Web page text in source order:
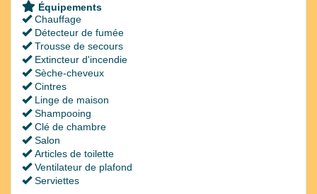
Équipements
Chauffage
Détecteur de fumée
Trousse de secours
Extincteur d'incendie
Sèche-cheveux
Cintres
Linge de maison
Shampooing
Clé de chambre
Salon
Articles de toilette
Ventilateur de plafond
Serviettes